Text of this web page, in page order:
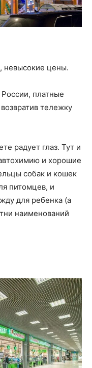
невысокие цены.
России, платные
тележку
радует глаз. Тут и
и хорошие
собак и кошек
питомцев, и
для ребенка (а
наименований